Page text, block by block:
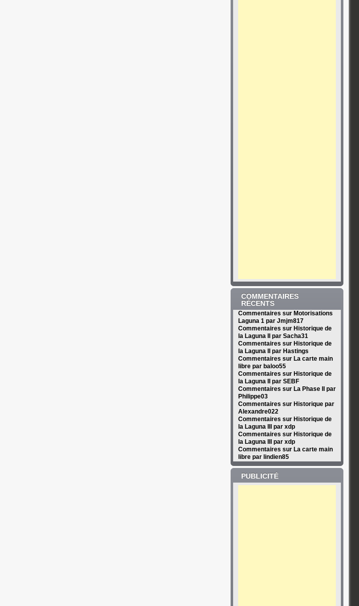
COMMENTAIRES
RÉCENTS
Commentaires sur Motorisations
Laguna 1 par Jmjm817
Commentaires sur Historique de
la Laguna II par Sacha31
Commentaires sur Historique de
la Laguna II par Hastings
Commentaires sur La carte main
libre par baloo55
Commentaires sur Historique de
la Laguna II par SEBF
Commentaires sur La Phase II par
Philippe03
Commentaires sur Historique par
Alexandre022
Commentaires sur Historique de
la Laguna III par xdp
Commentaires sur Historique de
la Laguna III par xdp
Commentaires sur La carte main
libre par lindien85
PUBLICITÉ